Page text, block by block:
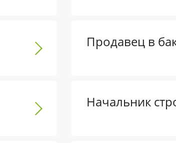
Продавец в
Начальник